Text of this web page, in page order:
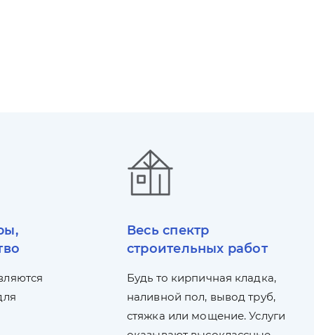
Весь спектр
строительных работ
Будь то кирпичная кладка,
наливной пол, вывод труб,
стяжка или мощение. Услуги